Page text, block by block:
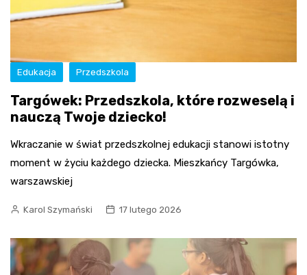
Edukacja Przedszkola
Targówek: Przedszkola, które rozweselą i
nauczą Twoje dziecko!
Wkraczanie w świat przedszkolnej edukacji stanowi istotny
moment w życiu każdego dziecka. Mieszkańcy Targówka,
warszawskiej
Karol Szymański 17 lutego 2026